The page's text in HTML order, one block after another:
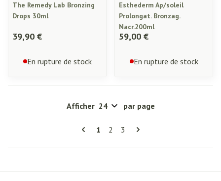
The Remedy Lab Bronzing
Drops 30ml
39,90 €
En rupture de stock
Esthederm Ap/soleil
Prolongat. Bronzag.
Nacr.200ml
59,00 €
En rupture de stock
Pages
Vous lisez actuellement la page
1 Page
2 Page
3
Afficher par page